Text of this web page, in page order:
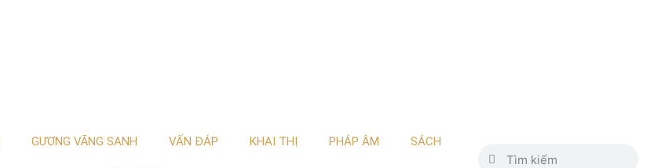
GƯƠNG VÃNG SANH VẤN ĐÁP KHAI THỊ PHÁP ÂM SÁCH